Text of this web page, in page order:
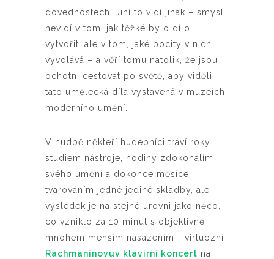
dovednostech. Jiní to vidí jinak – smysl
nevidí v tom, jak těžké bylo dílo
vytvořit, ale v tom, jaké pocity v nich
vyvolává – a věří tomu natolik, že jsou
ochotni cestovat po světě, aby viděli
tato umělecká díla vystavená v muzeích
moderního umění.
V hudbě někteří hudebníci tráví roky
studiem nástroje, hodiny zdokonalím
svého umění a dokonce měsíce
tvarováním jedné jediné skladby, ale
výsledek je na stejné úrovni jako něco,
co vzniklo za 10 minut s objektivně
mnohem menším nasazením - virtuozní
Rachmaninovuv klavirní koncert na